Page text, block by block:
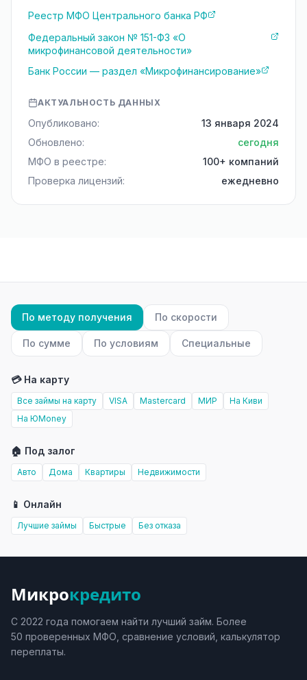
Реестр МФО Центрального банка РФ
Федеральный закон № 151-ФЗ «О
микрофинансовой деятельности»
Банк России — раздел «Микрофинансирование»
АКТУАЛЬНОСТЬ ДАННЫХ
Опубликовано:
13 января 2024
Обновлено:
сегодня
МФО в реестре:
100+ компаний
Проверка лицензий:
ежедневно
По методу получения По скорости
По сумме По условиям Специальные
💳 На карту
Все займы на карту VISA Mastercard МИР
На Киви
На ЮMoney
🏠 Под залог
Авто Дома Квартиры Недвижимости
📱 Онлайн
Лучшие займы Быстрые Без отказа
Микрокредито
С 2022 года помогаем найти лучший займ. Более
50 проверенных МФО, сравнение условий, калькулятор
переплаты.